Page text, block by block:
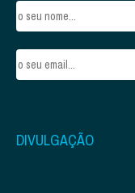
DIVULGAÇÃO